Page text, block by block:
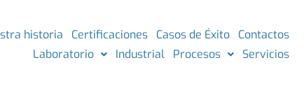
historia Certificaciones Casos de Éxito
Contactos
Laboratorio
Industrial Procesos Servicios